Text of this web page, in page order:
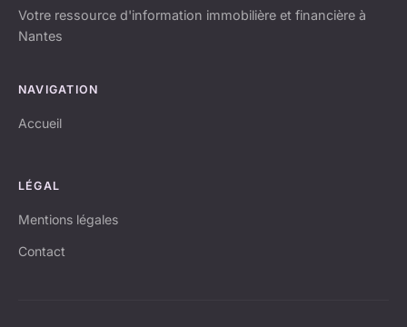
Votre ressource d'information immobilière et financière à
Nantes
NAVIGATION
Accueil
LÉGAL
Mentions légales
Contact